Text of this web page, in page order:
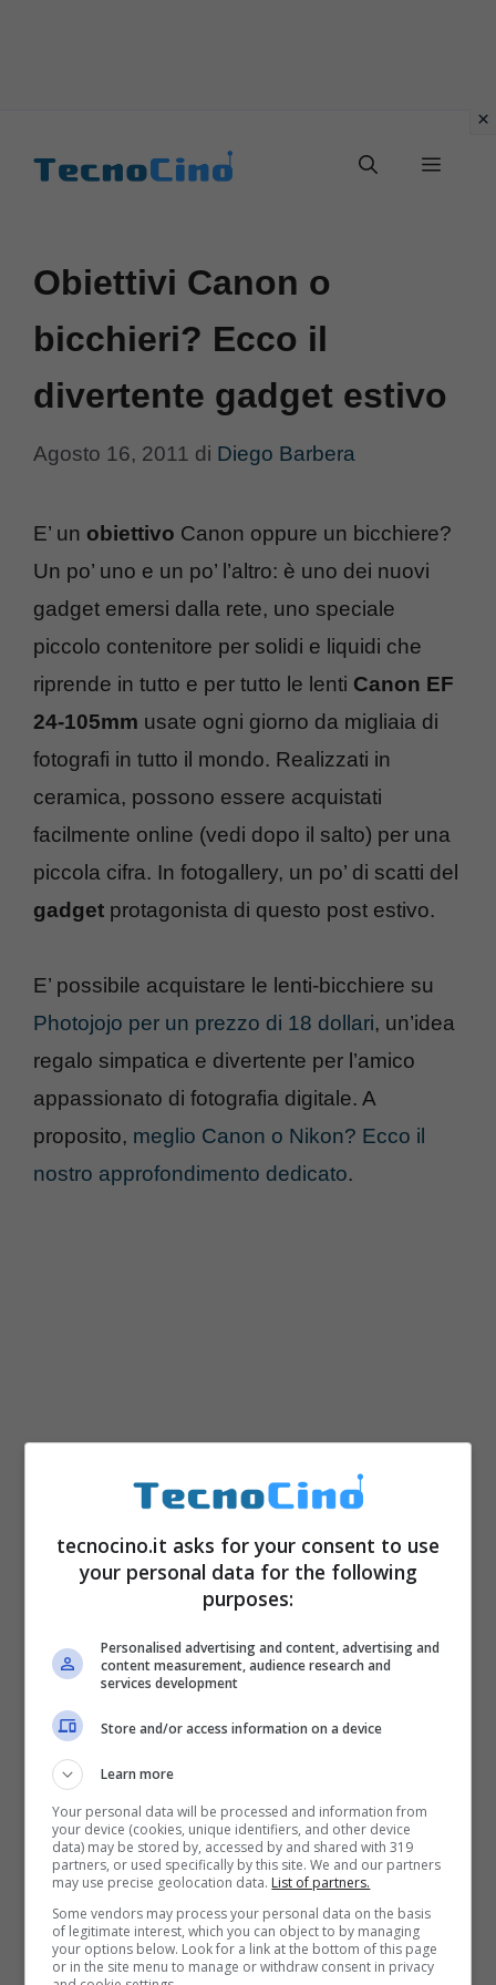
Menu
Obiettivi Canon o
bicchieri? Ecco il
divertente gadget estivo
Agosto 16, 2011 di Diego Barbera
E’ un obiettivo Canon oppure un bicchiere?
Un po’ uno e un po’ l’altro: è uno dei nuovi
gadget emersi dalla rete, uno speciale
piccolo contenitore per solidi e liquidi che
riprende in tutto e per tutto le lenti Canon EF
24-105mm usate ogni giorno da migliaia di
fotografi in tutto il mondo. Realizzati in
ceramica, possono essere acquistati
facilmente online (vedi dopo il salto) per una
piccola cifra. In fotogallery, un po’ di scatti del
gadget protagonista di questo post estivo.
E’ possibile acquistare le lenti-bicchiere su
Photojojo per un prezzo di 18 dollari, un’idea
regalo simpatica e divertente per l’amico
appassionato di fotografia digitale. A
proposito, meglio Canon o Nikon? Ecco il
nostro approfondimento dedicato.
tecnocino.it asks for your consent to use
your personal data for the following
purposes:
Personalised advertising and content, advertising and
content measurement, audience research and
services development
Store and/or access information on a device
Learn more
Your personal data will be processed and information from
your device (cookies, unique identifiers, and other device
data) may be stored by, accessed by and shared with 319
partners, or used specifically by this site. We and our partners
may use precise geolocation data. List of partners.
Some vendors may process your personal data on the basis
of legitimate interest, which you can object to by managing
your options below. Look for a link at the bottom of this page
or in the site menu to manage or withdraw consent in privacy